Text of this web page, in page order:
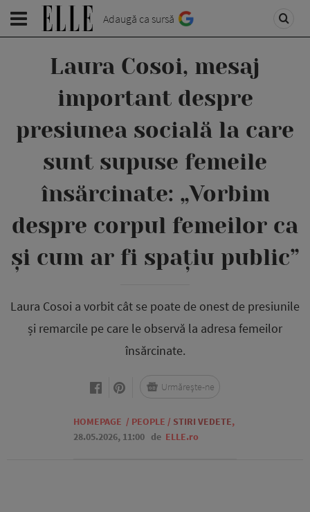
Adaugă ca sursă
Laura Cosoi, mesaj
important despre
presiunea socială la care
sunt supuse femeile
însărcinate: „Vorbim
despre corpul femeilor ca
și cum ar fi spațiu public”
Laura Cosoi a vorbit cât se poate de onest de presiunile
și remarcile pe care le observă la adresa femeilor
însărcinate.
HOMEPAGE / PEOPLE / STIRI VEDETE,
28.05.2026, 11:00 de ELLE.ro
Urmărește-ne